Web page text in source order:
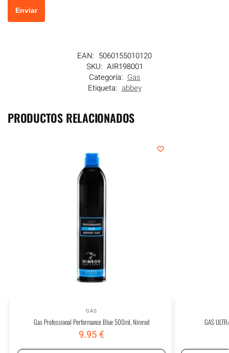
EAN: 5060155010120
SKU: AIR198001
Categoría: Gas
Etiqueta: abbey
PRODUCTOS RELACIONADOS
GAS
Gas Professional Performance Blue 500ml, Nimrod
9.95€
GAS